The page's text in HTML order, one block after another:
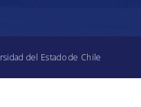
del Estado de Chile